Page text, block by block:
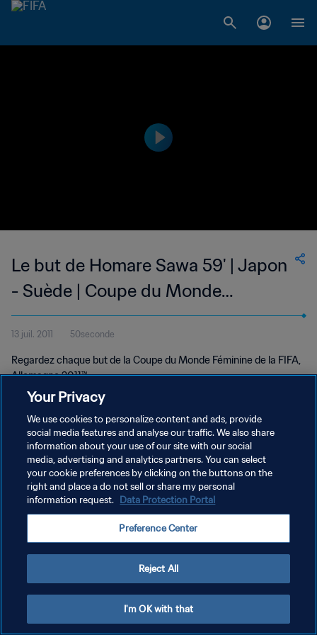
Le but de Homare Sawa 59' | Japon
- Suède | Coupe du Monde
Féminine de la FIFA, Allemagne
2011™
13 juil. 2011 50seconde
Regardez chaque but de la Coupe du Monde Féminine de la FIFA,
Allemagne 2011™.
POLITIQUE DE CONFIDENTIALITÉ
CONDITIONS D'UTILISATION
GÉRER VOS PRÉFÉRENCES SUR LES COOKIES
Your Privacy
We use cookies to personalize content and ads, provide
social media features and analyse our traffic. We also share
information about your use of our site with our social
media, advertising and analytics partners. You can select
your cookie preferences by clicking on the buttons on the
right and place a do not sell or share my personal
information request. Data Protection Portal
Preference Center
Reject All
I'm OK with that